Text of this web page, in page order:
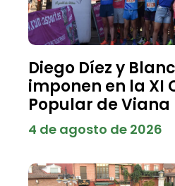
Diego Díez y
imponen en la XI
Popular de Viana
4 de agosto de 2026